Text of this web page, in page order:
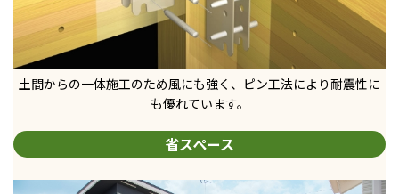
土間からの一体施工のため風にも強く、 ピン工法により耐震性に
も優れています。
省スペース